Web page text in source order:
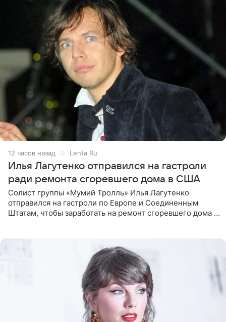
12 часов назад Lenta.Ru
Илья Лагутенко отправился на гастроли
ради ремонта сгоревшего дома в США
Солист группы «Мумий Тролль» Илья Лагутенко
отправился на гастроли по Европе и Соединенным
Штатам, чтобы заработать на ремонт сгоревшего дома в